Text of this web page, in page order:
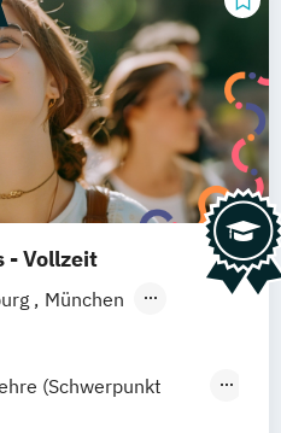
- Vollzeit
München
Erfurt
(Schwerpunkt